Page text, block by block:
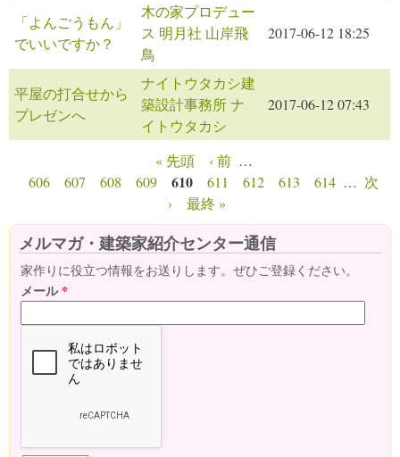
「よんごうもん」
でいいですか？
木の家プロデュー
ス 明月社 山岸飛
鳥
2017-06-12 18:25
平屋の打合せから
プレゼンへ
ナイトウタカシ建
築設計事務所 ナ
イトウタカシ
2017-06-12 07:43
ページ « 先頭 ‹ 前 …
606
607 608 609 610 611 612 613 614 … 次
›
最終 »
メルマガ・建築家紹介センター通信
家作りに役立つ情報をお送りします。ぜひご登録ください。
メール*